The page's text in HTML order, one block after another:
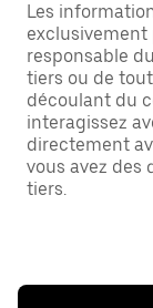
Les
exclusivement
responsable
tiers ou de
découlant du
interagissez
directement
vous avez des
tiers.